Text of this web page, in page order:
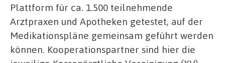
Plattform für ca. 1.500 teilnehmende
Arztpraxen und Apotheken getestet, auf der
Medikationspläne gemeinsam geführt werden
können. Kooperationspartner sind hier die